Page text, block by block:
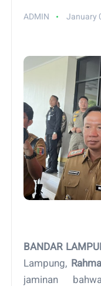
ADMIN January
BANDAR
Lampung,
jaminan